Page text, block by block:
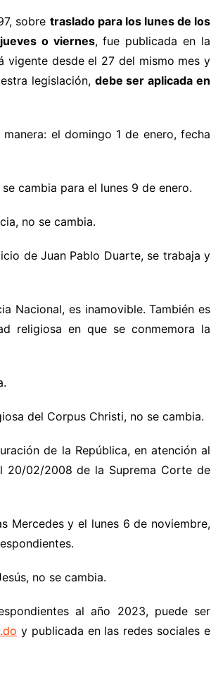
sobre traslado para los lunes de los
o viernes, fue publicada en la
vigente desde el 27 del mismo mes y
legislación, debe ser aplicada en
el domingo 1 de enero, fecha
cambia para el lunes 9 de enero.
no se cambia.
de Juan Pablo Duarte, se trabaja y
Nacional, es inamovible. También es
religiosa en que se conmemora la
del Corpus Christi, no se cambia.
de la República, en atención al
20/02/2008 de la Suprema Corte de
Mercedes y el lunes 6 de noviembre,
no se cambia.
al año 2023, puede ser
y publicada en las redes sociales e